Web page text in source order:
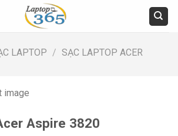
LAPTOP / SẠC LAPTOP ACER
Aspire 3820